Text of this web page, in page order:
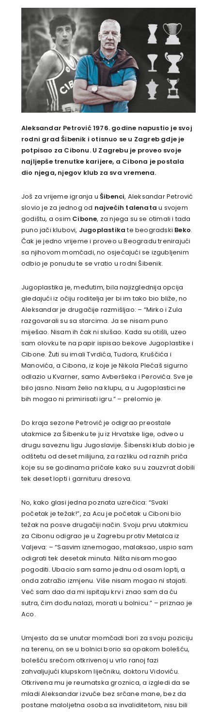
Aleksandar Petrović 1976. godine napustio je svoj
rodni grad Šibenik i otisnuo se u Zagreb gdje je
potpisao za Cibonu. U Zagrebu je proveo svoje
najljepše trenutke karijere, a Cibona je postala
dio njega, njegov klub za sva vremena.
Još za vrijeme igranja u Šibenci, Aleksandar Petrović
slovio je za jednog od najvećih talenata u svojem
godištu, a osim Cibone, za njega su se otimali i tada
puno jači klubovi, Jugoplastikate beogradski Beko.
Čak je jedno vrijeme i proveo u Beogradu trenirajući
sa njihovom momčadi, no osjećajući se izgubljenim
odbio je ponudu te se vratio u rodni Šibenik.
Jugoplastika je, međutim, bila najizglednija opcija
gledajući iz očiju roditelja jer bi im tako bio bliže, no
Aleksandar je drugačije razmišljao: – “Mirko i Zula
razgovarali su sa starcima. Ja se nisam puno
miješao. Nisam ih čak ni slušao. Kada su otišli, uzeo
sam olovku te na papir ispisao bekove Jugoplastike i
Cibone. Žuti su imali Tvrdića, Tudora, Kruščića i
Manovića, a Cibona, iz koje je Nikola Plećaš sigurno
odlazio u Kvarner, samo Avberšeka i Perovića. Sve je
bilo jasno. Nisam želio na klupu, a u Jugoplastici ne
bih mogao ni primirisati igru.” – prelomio je.
Do kraja sezone Petrović je odigrao preostale
utakmice za Šibenku te ju iz Hrvatske lige, odveo u
drugu saveznu ligu Jugoslavije. Šibenski klub dobio je
odštetu od deset milijuna, za razliku od raznih priča
koje su se godinama pričale kako su u zauzvrat dobili
tek deset lopti i garnituru dresova.
No, kako glasi jedna poznata uzrečica: “Svaki
početak je težak!”, za Acu je početak u Ciboni bio
težak na posve drugačiji način. Svoju prvu utakmicu
za Cibonu odigrao je u Zagrebu protiv Metalca iz
Valjeva: – “Sasvim iznemogao, malaksao, uspio sam
odigrati tek desetak minuta. Ništa nisam mogao
pogoditi. Ubacio sam samo jednu od osam lopti, a
onda zatražio izmjenu. Više nisam mogao ni stajati.
Već sam dao da mi ispitaju krv i znao sam da ću
sutra, čim dođu nalazi, morati u bolnicu.” – priznao je
Aco.
Umjesto da se unutar momčadi bori za svoju poziciju
na terenu, on se u bolnici borio sa opakom bolešću,
bolešću srećom otkrivenoj u vrlo ranoj fazi
zahvaljujući klupskom liječniku, doktoru Vidoviću.
Otkrivena mu je reumatska groznica, a izgledi da se
mladi Aleksandar izvuče bez srčane mane, bez da
postane maloljetna osoba sa invaliditetom, nisu bili